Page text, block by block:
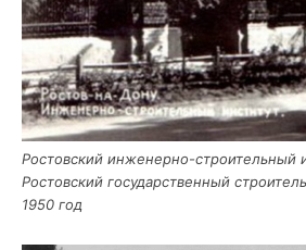
Ростов­ский инже­нер­но-стро­и­тель­ный
Ростов­ский госу­дар­ствен­ный
1950 год